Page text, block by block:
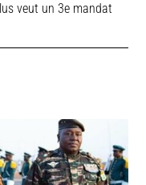
veut un 3e mandat